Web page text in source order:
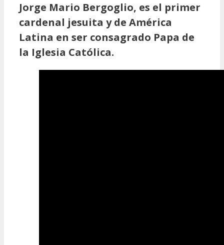
Jorge Mario Bergoglio, es el primer
cardenal jesuita y de América
Latina en ser consagrado Papa de
la Iglesia Católica.